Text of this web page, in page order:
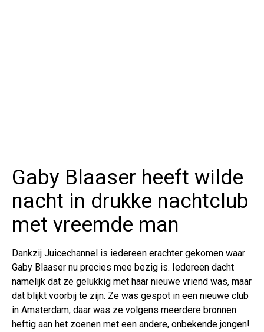
Gaby Blaaser heeft wilde
nacht in drukke nachtclub
met vreemde man
Dankzij Juicechannel is iedereen erachter gekomen waar
Gaby Blaaser nu precies mee bezig is. Iedereen dacht
namelijk dat ze gelukkig met haar nieuwe vriend was, maar
dat blijkt voorbij te zijn. Ze was gespot in een nieuwe club
in Amsterdam, daar was ze volgens meerdere bronnen
heftig aan het zoenen met een andere, onbekende jongen!